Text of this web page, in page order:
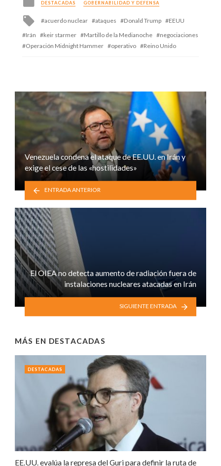
in
DESTACADAS GOBERNABILIDAD Y DEFENSA
Tagged
acuerdo nuclear ataques Donald Trump
EEUU
Irán
keir starmer Martillo de la Medianoche
negociaciones
Operación Midnight Hammer
operativo Reino Unido
Venezuela condena el ataque de EE.UU. en Irán y
exige el cese de las «hostilidades»
ENTRADA ANTERIOR
El OIEA no detecta aumento de radiación fuera de
instalaciones nucleares atacadas en Irán
SIGUIENTE ENTRADA
MÁS EN DESTACADAS
EE.UU. evalúa la represa del Guri para definir la ruta de
DESTACADAS